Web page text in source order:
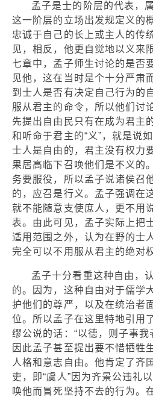
孟子是士的阶层的代表，
这一阶层的立场出发规定义的
忠诚于自己的长上或主人的传
见，相反，他更自觉地以义来
七章中，孟子师生讨论的是否
见他，这在当时是个十分严肃
到士人是否有决定自己行为的
服从君主的命令，所以他们讨
先提出自由民只有在成为君主
和听命于君主的“义”，就是说
士人是自由的，君主没有权力
果居高临下召唤他们是不义的
务要服役，所以孟子说诸侯召
的，应召是行义。孟子强调在
就不能随意支使庶人，更不用
表。由此可见，孟子实际上把
适用范围之外，认为在野的士
完全可以不用服从君主的绝对
孟子十分看重这种自由，
的。因为，这种自由对于儒学
护他们的尊严，以及在统治者
位。所以孟子在这里特地引用
缪公说的话：“以德，则子事我
因此孟子甚至提出要不惜牺牲
人格和意志自由。他肯定了齐
吏，即“虞人”因为齐景公违礼
唤他而冒死坚持不去的行为。